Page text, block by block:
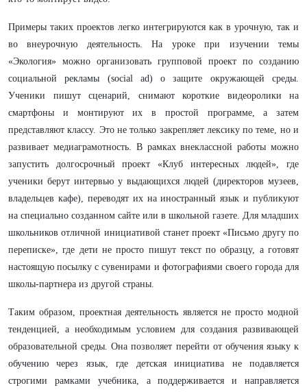
Примеры таких проектов легко интегрируются как в урочную, так и
во внеурочную деятельность. На уроке при изучении темы
«Экология» можно организовать групповой проект по созданию
социальной рекламы (social ad) о защите окружающей среды.
Ученики пишут сценарий, снимают короткие видеоролики на
смартфоны и монтируют их в простой программе, а затем
представляют классу. Это не только закрепляет лексику по теме, но и
развивает медиаграмотность. В рамках внеклассной работы можно
запустить долгосрочный проект «Клуб интересных людей», где
ученики берут интервью у выдающихся людей (директоров музеев,
владельцев кафе), переводят их на иностранный язык и публикуют
на специально созданном сайте или в школьной газете. Для младших
школьников отличной инициативой станет проект «Письмо другу по
переписке», где дети не просто пишут текст по образцу, а готовят
настоящую посылку с сувенирами и фотографиями своего города для
школы-партнера из другой страны.
Таким образом, проектная деятельность является не просто модной
тенденцией, а необходимым условием для создания развивающей
образовательной среды. Она позволяет перейти от обучения языку к
обучению через язык, где детская инициатива не подавляется
строгими рамками учебника, а поддерживается и направляется